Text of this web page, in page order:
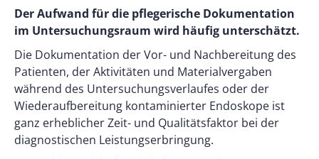
Der Aufwand für die pflegerische Dokumentation
im Untersuchungsraum wird häufig unterschätzt.
Die Dokumentation der Vor- und Nachbereitung des
Patienten, der Aktivitäten und Materialvergaben
während des Untersuchungsverlaufes oder der
Wiederaufbereitung kontaminierter Endoskope ist
ganz erheblicher Zeit- und Qualitätsfaktor bei der
diagnostischen Leistungserbringung.